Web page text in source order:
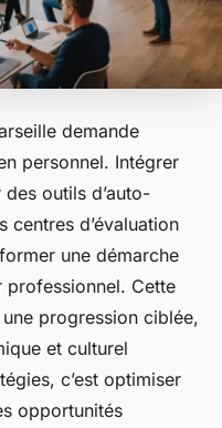
demande
personnel. Intégrer
outils d’auto-
centres d’évaluation
une démarche
professionnel. Cette
progression ciblée,
et culturel
c’est optimiser
opportunités